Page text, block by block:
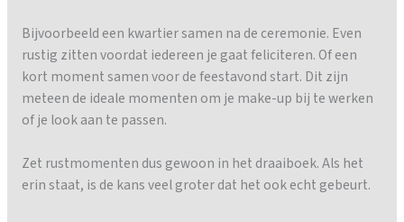
Bijvoorbeeld een kwartier samen na de ceremonie. Even
rustig zitten voordat iedereen je gaat feliciteren. Of een
kort moment samen voor de feestavond start. Dit zijn
meteen de ideale momenten om je make-up bij te werken
of je look aan te passen.
Zet rustmomenten dus gewoon in het draaiboek. Als het
erin staat, is de kans veel groter dat het ook echt gebeurt.